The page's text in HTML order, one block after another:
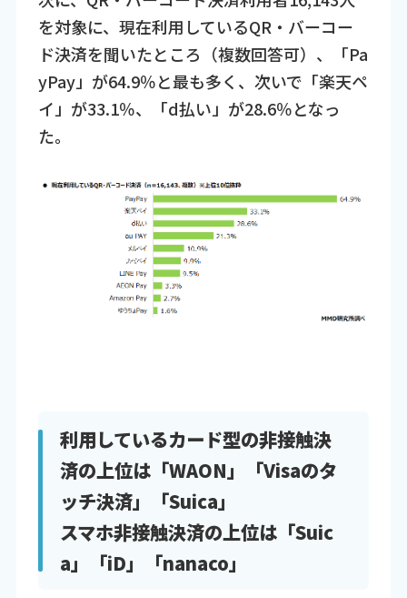
を対象に、現在利用しているQR・バーコー
ド決済を聞いたところ（複数回答可）、「Pa
yPay」が64.9％と最も多く、次いで「楽天ペ
イ」が33.1％、「d払い」が28.6％となっ
た。
利用しているカード型の非接触決
済の上位は「WAON」「Visaのタ
ッチ決済」「Suica」
スマホ非接触決済の上位は「Suic
a」「iD」「nanaco」